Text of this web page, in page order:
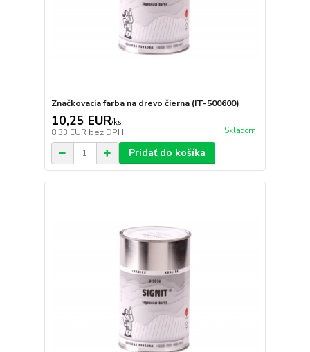
Značkovacia farba na drevo čierna (IT-500600)
10,25 EUR/ks
8,33 EUR bez DPH Skladom
Pridať do košíka